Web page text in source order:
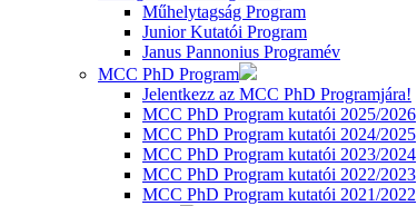
Műhelytagság Program
Junior Kutatói Program
Janus Pannonius Programév
MCC PhD Program
Jelentkezz az MCC PhD Programjára!
MCC PhD Program kutatói 2025/2026
MCC PhD Program kutatói 2024/2025
MCC PhD Program kutatói 2023/2024
MCC PhD Program kutatói 2022/2023
MCC PhD Program kutatói 2021/2022